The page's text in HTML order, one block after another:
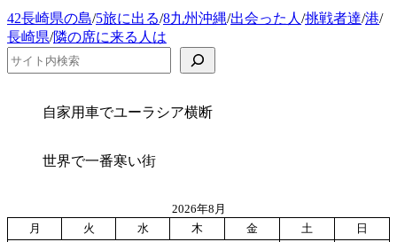
カ
テ
ゴ
リ
42長崎県の島/5旅に出る/8九州沖縄/出会った人/挑戦者達/港/
長崎県/隣の席に来る人は
検索
自家用車でユーラシア横断
世界で一番寒い街
2026年8月
月
火 水 木 金 土
日